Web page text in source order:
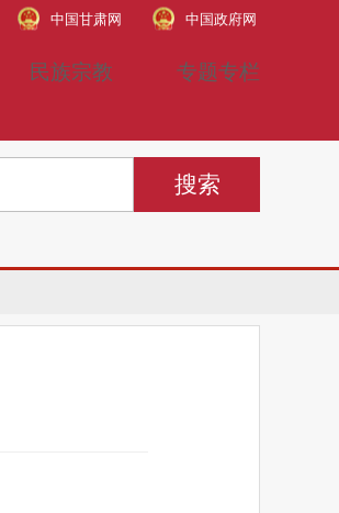
中国政府网
中国甘肃网
民族宗教 专题专栏